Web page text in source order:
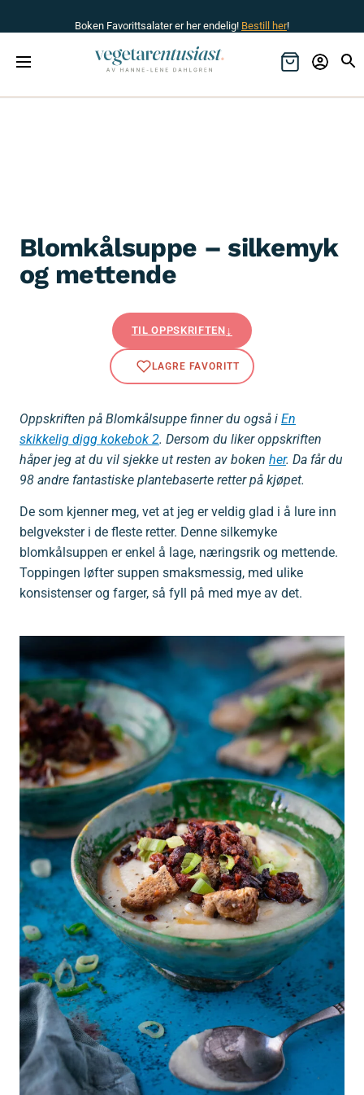
Boken Favorittsalater er her endelig! Bestill her!
Blomkålsuppe – silkemyk
og mettende
TIL OPPSKRIFTEN
Oppskriften på Blomkålsuppe finner du også i En
skikkelig digg kokebok 2. Dersom du liker oppskriften
håper jeg at du vil sjekke ut resten av boken her. Da får du
98 andre fantastiske plantebaserte retter på kjøpet.
De som kjenner meg, vet at jeg er veldig glad i å lure inn
belgvekster i de fleste retter. Denne silkemyke
blomkålsuppen er enkel å lage, næringsrik og mettende.
Toppingen løfter suppen smaksmessig, med ulike
konsistenser og farger, så fyll på med mye av det.